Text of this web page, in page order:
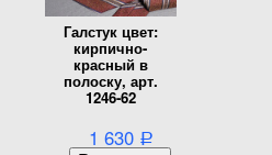
Галстук цвет:
кирпично-
красный в
полоску, арт.
1246-62
1 630 Р